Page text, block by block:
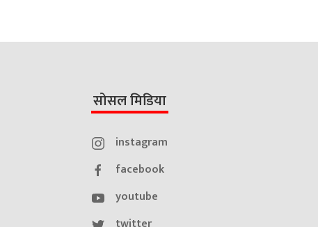
सोसल मिडिया
instagram
facebook
youtube